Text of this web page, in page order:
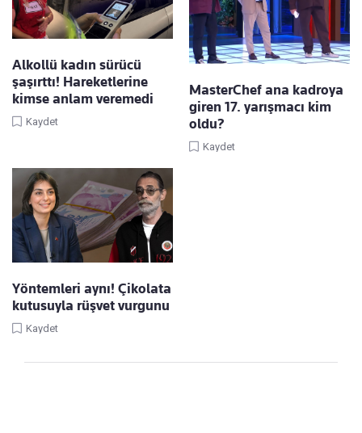
Alkollü kadın sürücü
şaşırttı! Hareketlerine
kimse anlam veremedi
Kaydet
MasterChef ana kadroya
giren 17. yarışmacı kim
oldu?
Kaydet
Yöntemleri aynı! Çikolata
kutusuyla rüşvet vurgunu
Kaydet